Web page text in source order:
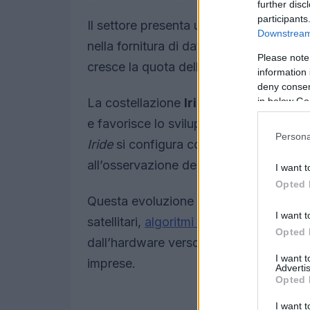
further
Please
information
deny
in below
I want
Opted
I want
Opted
I want
Opted
I want
Il settore presenta una filiera ampia e
nella fornitura di dati.
cresce la quota delle fonti private.
La costellazione Iride
, finanziata con
e favorisce lo sviluppo di applicazioni
Iridesi configura come un insieme
all’osservazione della Terra.
Questa evoluzione favorisce la
satellitari, algoritmi e piattaforme
dall’hardware verso i dati e il
imprese.